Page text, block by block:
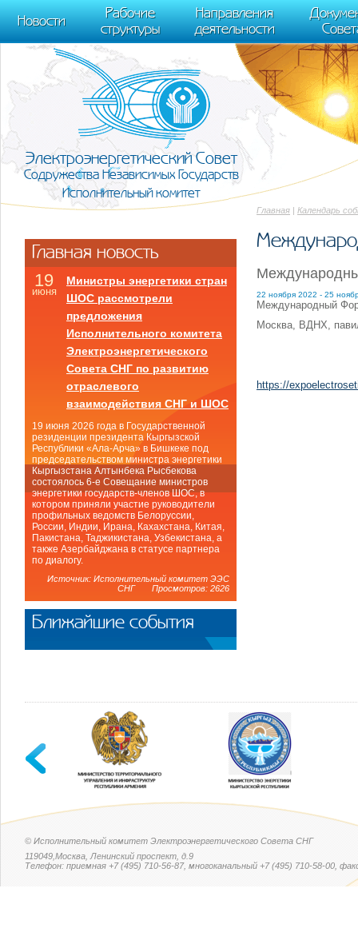
m[i].l=1*new Date(); for (var j = 0; j < document.scripts.length; j++) {if
[0],k.async=1,k.src=r,a.parentNode.insertBefore(k,a)}) (window,
trackLinks:true, accurateTrackBounce:true });
Новости
Рабочие
структуры
Направления
деятельности
Электроэнергетический Совет
Содружества Независимых Государств
Исполнительный комитет
Главная | Календарь
22 ноября 2022 - 25
Международный
Москва, ВДНХ,
https://
Главная новость
19
июня
Министры энергетики стран
ШОС рассмотрели
предложения
Исполнительного комитета
Электроэнергетического
Совета СНГ по развитию
отраслевого
взаимодействия СНГ и ШОС
19 июня 2026 года в Государственной
резиденции президента Кыргызской
Республики «Ала-Арча» в Бишкеке под
председательством министра энергетики
Кыргызстана Алтынбека Рысбекова
состоялось 6-е Совещание министров
энергетики государств-членов ШОС, в
котором приняли участие руководители
профильных ведомств Белоруссии,
России, Индии, Ирана, Кахахстана, Китая,
Пакистана, Таджикистана, Узбекистана, а
также Азербайджана в статусе партнера
по диалогу.
Источник: Исполнительный комитет ЭЭС
СНГ Просмотров: 2626
Ближайшие события
© Исполнительный комитет Электроэнергетического Совета СНГ
119049,Москва, Ленинский проспект, д.9
Телефон: приемная +7 (495) 710-56-87, многоканальный +7 (495) 710-58-00,